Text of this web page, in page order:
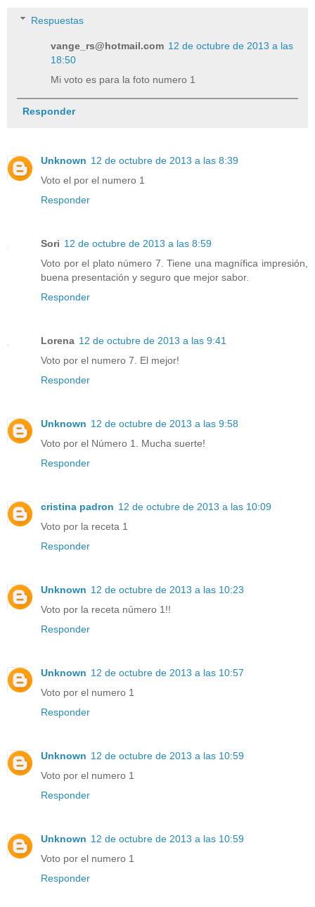
Respuestas
vange_rs@hotmail.com 12 de octubre de 2013 a las
18:50
Mi voto es para la foto numero 1
Responder
Unknown 12 de octubre de 2013 a las 8:39
Voto el por el numero 1
Responder
Sori 12 de octubre de 2013 a las 8:59
Voto por el plato número 7. Tiene una magnífica impresión,
buena presentación y seguro que mejor sabor.
Responder
Lorena 12 de octubre de 2013 a las 9:41
Voto por el numero 7. El mejor!
Responder
Unknown 12 de octubre de 2013 a las 9:58
Voto por el Número 1. Mucha suerte!
Responder
cristina padron 12 de octubre de 2013 a las 10:09
Voto por la receta 1
Responder
Unknown 12 de octubre de 2013 a las 10:23
Voto por la receta número 1!!
Responder
Unknown 12 de octubre de 2013 a las 10:57
Voto por el numero 1
Responder
Unknown 12 de octubre de 2013 a las 10:59
Voto por el numero 1
Responder
Unknown 12 de octubre de 2013 a las 10:59
Voto por el numero 1
Responder